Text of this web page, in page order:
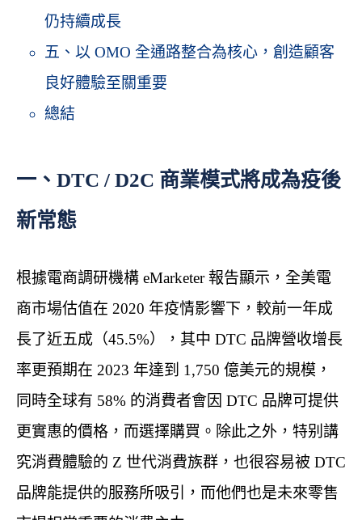
仍持續成長
五、以 OMO 全通路整合為核心，創造顧客
良好體驗至關重要
總結
一、DTC / D2C 商業模式將成為疫後
新常態
根據電商調研機構 eMarketer 報告顯示，全美電
商市場估值在 2020 年疫情影響下，較前一年成
長了近五成（45.5%），其中 DTC 品牌營收增長
率更預期在 2023 年達到 1,750 億美元的規模，
同時全球有 58% 的消費者會因 DTC 品牌可提供
更實惠的價格，而選擇購買。除此之外，特别講
究消費體驗的 Z 世代消費族群，也很容易被 DTC
品牌能提供的服務所吸引，而他們也是未來零售